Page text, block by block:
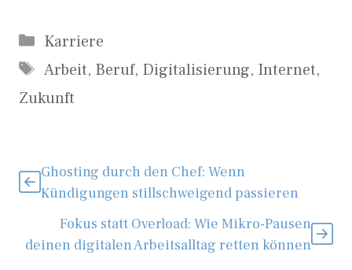
Kategorien
Karriere
Schlagwörter
Arbeit, Beruf, Digitalisierung, Internet,
Zukunft
Ghosting durch den Chef: Wenn
Kündigungen stillschweigend passieren
Fokus statt Overload: Wie Mikro-Pausen
deinen digitalen Arbeitsalltag retten können